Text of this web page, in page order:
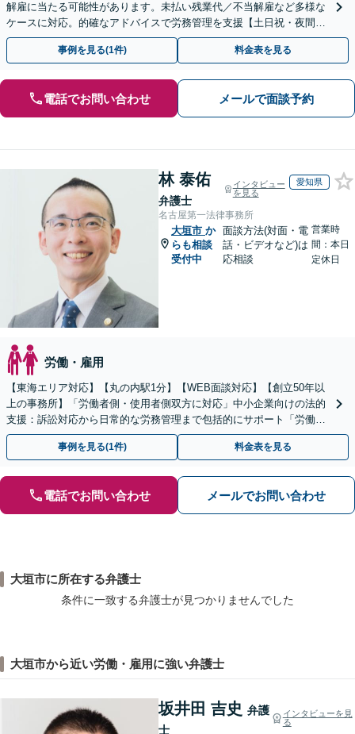
解雇に当たる可能性があります。未払い残業代／不当解雇など多様な
ケースに対応。的確なアドバイスで労務管理を支援【土日祝・夜間対
応】【オンライン面談可】【完全個室】
事例を見る(1件) 料金表を見る
電話でお問い合わせ メールで面談予約
林 泰佑
弁護士
インタビュー
を見る
愛知県
名古屋第一法律事務所
大垣市 か
らも相談
受付中
面談方法(対面・電
話・ビデオなど)は
応相談
営業時
間：本日
定休日
労働・雇用
【東海エリア対応】【丸の内駅1分】【WEB面談対応】【創立50年以
上の事務所】「労働者側・使用者側双方に対応」中小企業向けの法的
支援：訴訟対応から日常的な労務管理まで包括的にサポート「労働者
側：残業代請求や退職など対応」【休日・夜間相談可】
事例を見る(1件) 料金表を見る
電話でお問い合わせ メールでお問い合わせ
大垣市に所在する弁護士
条件に一致する弁護士が見つかりませんでした
大垣市から近い労働・雇用に強い弁護士
坂井田 吉史 弁護
士
インタビューを見
る